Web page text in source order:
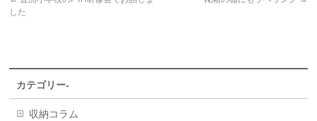
した
カテゴリー-
収納コラム